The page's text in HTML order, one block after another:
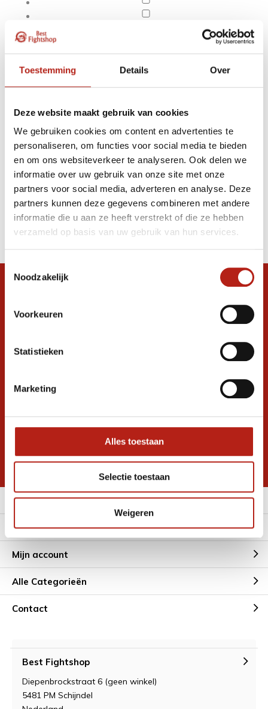
Toestemming Details Over
Deze website maakt gebruik van cookies
We gebruiken cookies om content en advertenties te
personaliseren, om functies voor social media te bieden
en om ons websiteverkeer te analyseren. Ook delen we
informatie over uw gebruik van onze site met onze
partners voor social media, adverteren en analyse. Deze
partners kunnen deze gegevens combineren met andere
informatie die u aan ze heeft verstrekt of die ze hebben
verzameld op basis van uw gebruik van hun services.
Toestemmingsselectie
Noodzakelijk
Voorkeuren
Statistieken
Marketing
Alles toestaan
Selectie toestaan
Weigeren
Apply filters
Producten getagd met
Axis V2
hoofdbeschermer rood/zwart
Producten
Filter
Stel je vraag in de chat, en we helpen je
graag verder. 24/7
Volg ons
promoties
* Lees hier de wettelijke beperkingen
Meer informatie
Klantenservice
Mijn account
Alle Categorieën
Contact
Best Fightshop
Diepenbrockstraat 6 (geen winkel)
5481 PM Schijndel